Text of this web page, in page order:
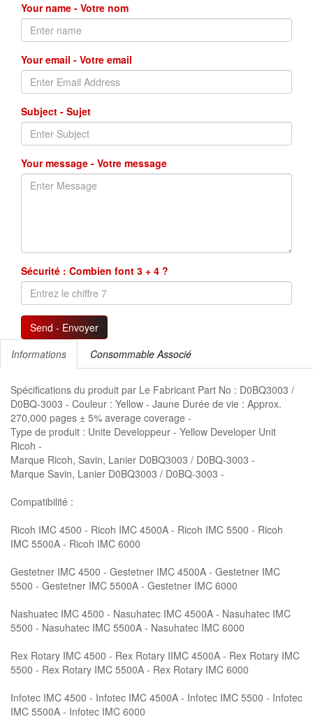
Your name - Votre nom
Your email - Votre email
Subject - Sujet
Your message - Votre message
Sécurité : Combien font 3 + 4 ?
Send - Envoyer
Informations
Consommable Associé
Spécifications du produit par Le Fabricant Part No : D0BQ3003 /
D0BQ-3003 - Couleur : Yellow - Jaune Durée de vie : Approx.
270,000 pages ± 5% average coverage -
Type de produit : Unite Developpeur - Yellow Developer Unit
Ricoh -
Marque Ricoh, Savin, Lanier D0BQ3003 / D0BQ-3003 -
Marque Savin, Lanier D0BQ3003 / D0BQ-3003 -
Compatibilité :
Ricoh IMC 4500 - Ricoh IMC 4500A - Ricoh IMC 5500 - Ricoh
IMC 5500A - Ricoh IMC 6000
Gestetner IMC 4500 - Gestetner IMC 4500A - Gestetner IMC
5500 - Gestetner IMC 5500A - Gestetner IMC 6000
Nashuatec IMC 4500 - Nasuhatec IMC 4500A - Nasuhatec IMC
5500 - Nasuhatec IMC 5500A - Nasuhatec IMC 6000
Rex Rotary IMC 4500 - Rex Rotary IIMC 4500A - Rex Rotary IMC
5500 - Rex Rotary IMC 5500A - Rex Rotary IMC 6000
Infotec IMC 4500 - Infotec IMC 4500A - Infotec IMC 5500 - Infotec
IMC 5500A - Infotec IMC 6000